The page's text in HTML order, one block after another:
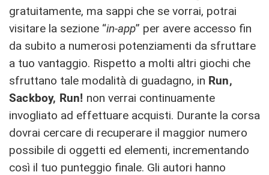
gratuitamente, ma sappi che se vorrai, potrai
visitare la sezione “in-app” per avere accesso fin
da subito a numerosi potenziamenti da sfruttare
a tuo vantaggio. Rispetto a molti altri giochi che
sfruttano tale modalità di guadagno, in Run,
Sackboy, Run! non verrai continuamente
invogliato ad effettuare acquisti. Durante la corsa
dovrai cercare di recuperare il maggior numero
possibile di oggetti ed elementi, incrementando
così il tuo punteggio finale. Gli autori hanno